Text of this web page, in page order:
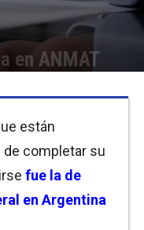
en ANMAT
están
de completar su
fue la de
en Argentina